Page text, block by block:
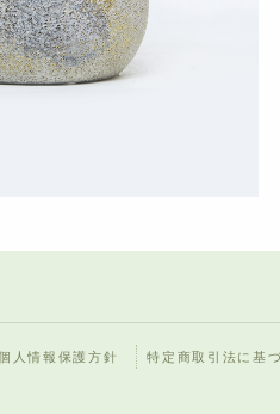
人情報保護方針 特定商取引法に基